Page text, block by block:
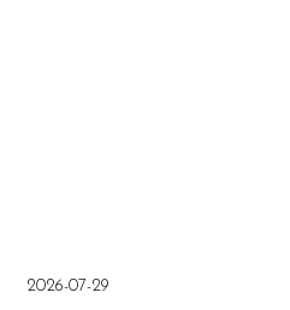
2026-07-29